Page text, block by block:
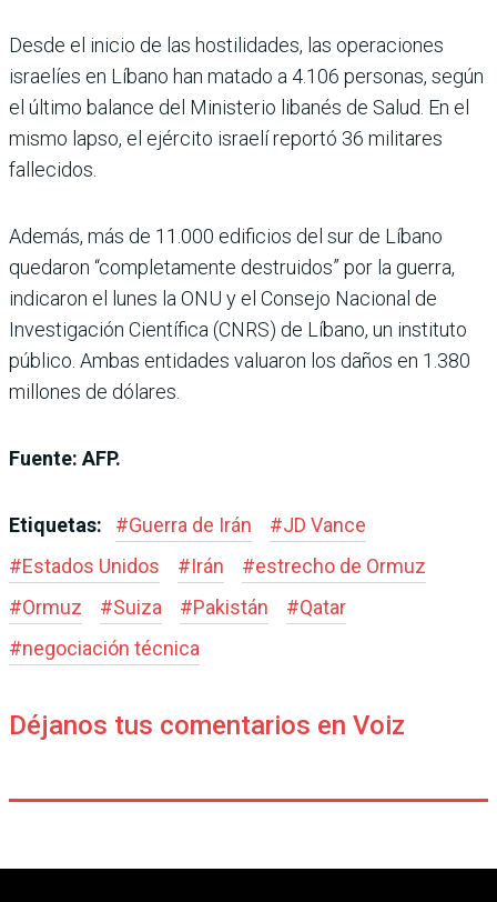
Desde el inicio de las hostilidades, las operaciones
israelíes en Líbano han matado a 4.106 personas, según
el último balance del Ministerio libanés de Salud. En el
mismo lapso, el ejército israelí reportó 36 militares
fallecidos.
Además, más de 11.000 edificios del sur de Líbano
quedaron “completamente destruidos” por la guerra,
indicaron el lunes la ONU y el Consejo Nacional de
Investigación Científica (CNRS) de Líbano, un instituto
público. Ambas entidades valuaron los daños en 1.380
millones de dólares.
Fuente: AFP.
Etiquetas: #Guerra de Irán #JD Vance
#Estados Unidos #Irán #estrecho de Ormuz
#Ormuz #Suiza #Pakistán #Qatar
#negociación técnica
Déjanos tus comentarios en Voiz